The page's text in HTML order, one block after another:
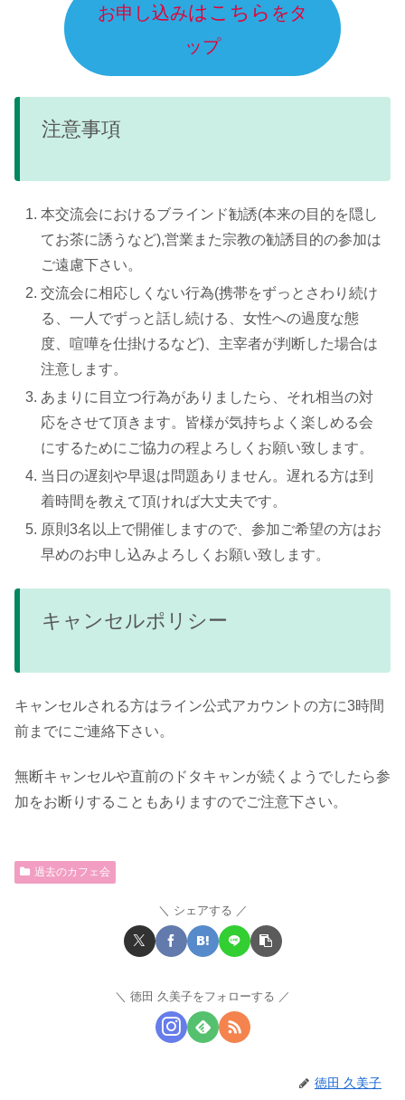
お申し込みはこちら をタ
ップ
注意事項
本交流会におけるブラインド勧誘(本来の目的を隠し
てお茶に誘うなど),営業また宗教の勧誘目的の参加は
ご遠慮下さい。
交流会に相応しくない行為(携帯をずっとさわり続け
る、一人でずっと話し続ける、女性への過度な態
度、喧嘩を仕掛けるなど)、主宰者が判断した場合は
注意します。
あまりに目立つ行為がありましたら、それ相当の対
応をさせて頂きます。皆様が気持ちよく楽しめる会
にするためにご協力の程よろしくお願い致します。
当日の遅刻や早退は問題ありません。遅れる方は到
着時間を教えて頂ければ大丈夫です。
原則3名以上で開催しますので、参加ご希望の方はお
早めのお申し込みよろしくお願い致します。
キャンセルポリシー
キャンセルされる方はライン公式アカウントの方に3時間
前までにご連絡下さい。
無断キャンセルや直前のドタキャンが続くようでしたら参
加をお断りすることもありますのでご注意下さい。
過去のカフェ会
シェアする
徳田 久美子をフォローする
徳田 久美子